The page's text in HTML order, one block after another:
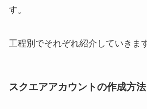
す。
工程別でそれぞれ紹介していきます
スクエアアカウントの作成方法